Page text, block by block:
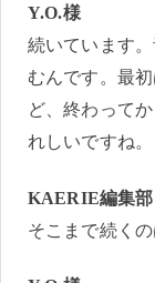
Y.O.様
続いています
むんです。最
ど、終わって
れしいですね。
KAERIE編集部
そこまで続く